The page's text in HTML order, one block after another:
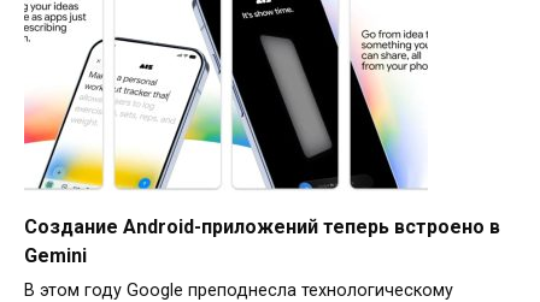
Создание Android-приложений теперь встроено в
Gemini
В этом году Google преподнесла технологическому